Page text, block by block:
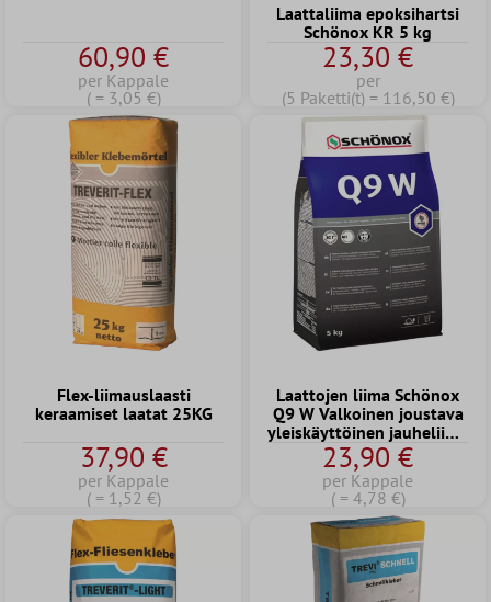
60,90 €
per Kappale
( = 3,05 €)
Laattaliima epoksihartsi
Schönox KR 5 kg
23,30 €
per
(5 Paketti(t) = 116,50 €)
Flex-liimauslaasti
keraamiset laatat 25KG
37,90 €
per Kappale
( = 1,52 €)
Laattojen liima Schönox
Q9 W Valkoinen joustava
yleiskäyttöinen jauheliima
5 kg
23,90 €
per Kappale
( = 4,78 €)